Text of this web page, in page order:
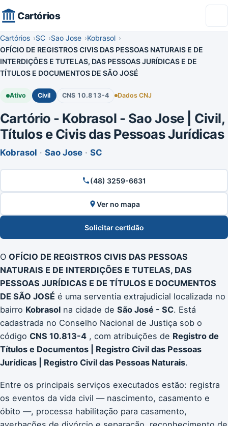
Cartórios
Cartórios SC Sao Jose
Kobrasol
OFÍCIO DE REGISTROS CIVIS DAS PESSOAS NATURAIS E DE
INTERDIÇÕES E TUTELAS, DAS PESSOAS JURÍDICAS E DE
TÍTULOS E DOCUMENTOS DE SÃO JOSÉ
Ativo Civil CNS 10.813-4 Dados CNJ
Cartório - Kobrasol - Sao Jose | Civil,
Títulos e Civis das Pessoas Jurídicas
Kobrasol · Sao Jose · SC
(48) 3259-6631
Ver no mapa
Solicitar certidão
O OFÍCIO DE REGISTROS CIVIS DAS PESSOAS
NATURAIS E DE INTERDIÇÕES E TUTELAS, DAS
PESSOAS JURÍDICAS E DE TÍTULOS E DOCUMENTOS
DE SÃO JOSÉ é uma serventia extrajudicial localizada no
bairro Kobrasol na cidade de São José - SC. Está
cadastrada no Conselho Nacional de Justiça sob o
código CNS 10.813-4 , com atribuições de Registro de
Títulos e Documentos | Registro Civil das Pessoas
Jurídicas | Registro Civil das Pessoas Naturais.
Entre os principais serviços executados estão: registra
os eventos da vida civil — nascimento, casamento e
óbito —, processa habilitação para casamento,